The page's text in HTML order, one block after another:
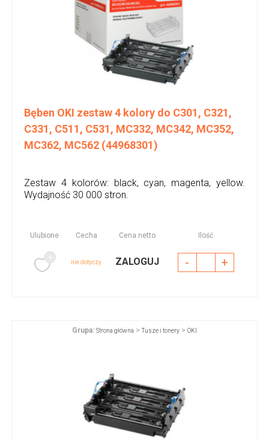
Bęben OKI zestaw 4 kolory do C301, C321,
C331, C511, C531, MC332, MC342, MC352,
MC362, MC562 (44968301)
Zestaw 4 kolorów: black, cyan, magenta, yellow.
Wydajność 30 000 stron.
Ulubione Cecha Cena netto Ilość
nie dotyczy ZALOGUJ - +
Grupa: Strona główna >Tusze i tonery > OKI